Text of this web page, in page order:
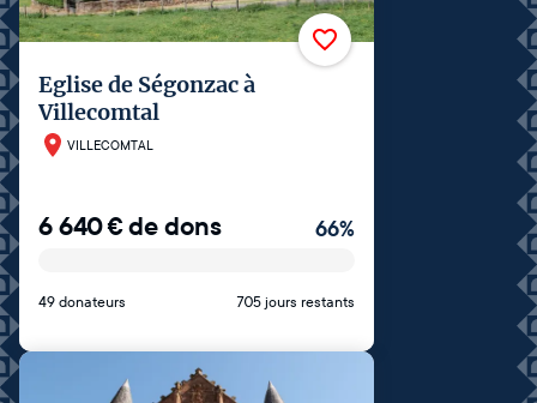
Eglise de Ségonzac à
Villecomtal
VILLECOMTAL
6 640€de dons 66%
49 donateurs 705 jours restants